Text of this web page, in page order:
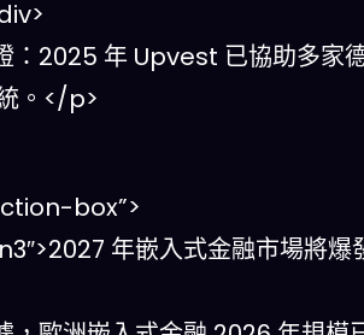
：2025 年 Upvest 已協助多家
。</p>
box”>
年嵌入式金融市場將